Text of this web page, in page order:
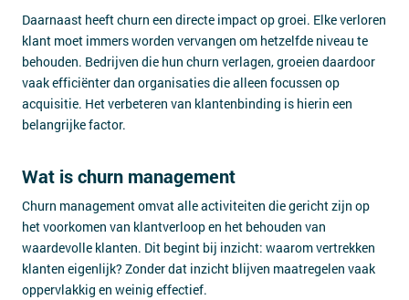
Daarnaast heeft churn een directe impact op groei. Elke verloren
klant moet immers worden vervangen om hetzelfde niveau te
behouden. Bedrijven die hun churn verlagen, groeien daardoor
vaak efficiënter dan organisaties die alleen focussen op
acquisitie. Het verbeteren van klantenbinding is hierin een
belangrijke factor.
Wat is churn management
Churn management omvat alle activiteiten die gericht zijn op
het voorkomen van klantverloop en het behouden van
waardevolle klanten. Dit begint bij inzicht: waarom vertrekken
klanten eigenlijk? Zonder dat inzicht blijven maatregelen vaak
oppervlakkig en weinig effectief.